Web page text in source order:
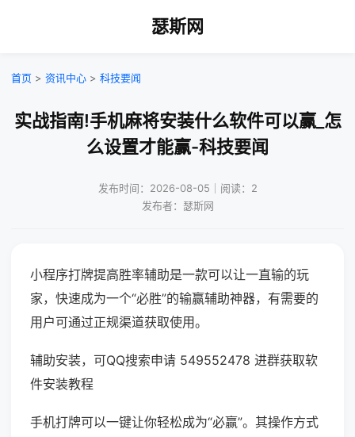
瑟斯网
首页 > 资讯中心 > 科技要闻
实战指南!手机麻将安装什么软件可以赢_怎
么设置才能赢-科技要闻
发布时间：2026-08-05｜阅读：2
发布者：瑟斯网
小程序打牌提高胜率辅助是一款可以让一直输的玩
家，快速成为一个“必胜”的输赢辅助神器，有需要的
用户可通过正规渠道获取使用。
辅助安装，可QQ搜索申请 549552478 进群获取软
件安装教程
手机打牌可以一键让你轻松成为“必赢”。其操作方式